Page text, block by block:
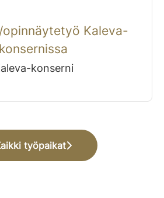
Kaleva-
konsernissa
konserni
työpaikat